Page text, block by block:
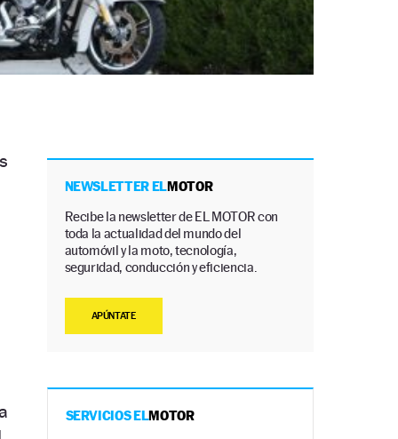
NEWSLETTER ELMOTOR
Recibe la newsletter de EL MOTOR con
toda la actualidad del mundo del
automóvil y la moto, tecnología,
seguridad, conducción y eficiencia.
APÚNTATE
SERVICIOS ELMOTOR